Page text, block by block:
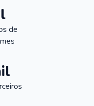
de